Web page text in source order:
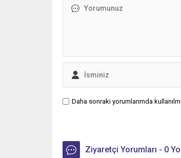
Daha sonraki yorumlarımda
Ziyaretçi Yorumları - 0